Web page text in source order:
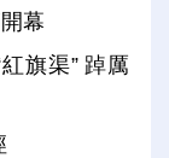
幕
旗渠” 踔厲